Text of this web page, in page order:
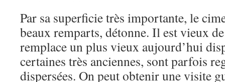
Par sa superficie très importante, le
beaux remparts, détonne. Il est vieux
remplace un plus vieux aujourd’hui
certaines très anciennes, sont parfois
dispersées. On peut obtenir une visite